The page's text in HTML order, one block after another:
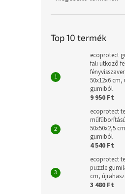
Top 10 termék
ecoprotect
fali ütköző
50x12x6
gumiból
9 950 Ft
ecoprotect
50x50x2,5
gumiból
4 540 Ft
ecoprotect
puzzle
cm,
3 480 Ft